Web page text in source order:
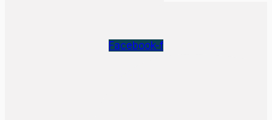
Facebook-f